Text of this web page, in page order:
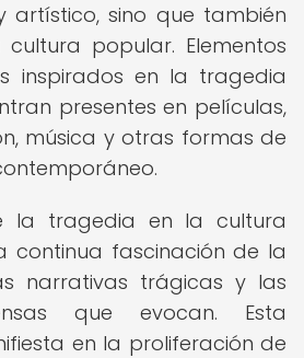
artístico, sino que también
popular. Elementos
inspirados en la tragedia
presentes en películas,
música y otras formas de
la tragedia en la cultura
continua fascinación de la
narrativas trágicas y las
que evocan. Esta
en la proliferación de